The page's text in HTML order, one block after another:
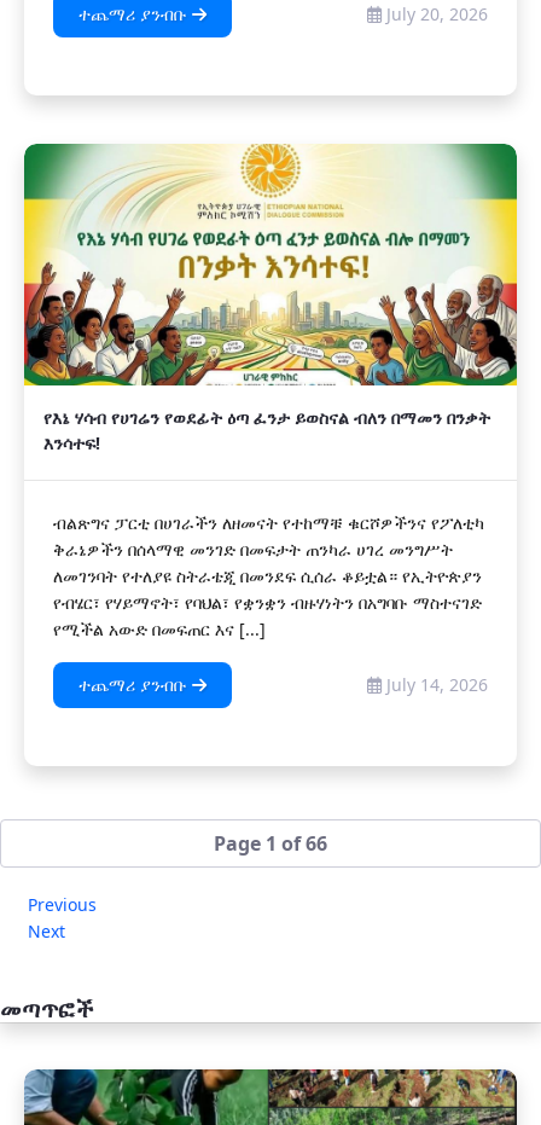
ተጨማሪ ያንብቡ July 20, 2026
የእኔ ሃሳብ የሀገሬን የወደፊት ዕጣ ፈንታ ይወስናል ብለን በማመን በንቃት
እንሳተፍ!
ብልጽግና ፓርቲ በሀገራችን ለዘመናት የተከማቹ ቁርሾዎችንና የፖለቲካ
ቅራኔዎችን በሰላማዊ መንገድ በመፍታት ጠንካራ ሀገረ መንግሥት
ለመገንባት የተለያዩ ስትራቴጂ በመንደፍ ሲሰራ ቆይቷል። የኢትዮጵያን
የብሄር፣ የሃይማኖት፣ የባህል፣ የቋንቋን ብዙሃነትን በአግባቡ ማስተናገድ
የሚችል አውድ በመፍጠር እና [...]
ተጨማሪ ያንብቡ July 14, 2026
Page 1 of 66
Previous
Next
መጣጥፎች
አዲስ